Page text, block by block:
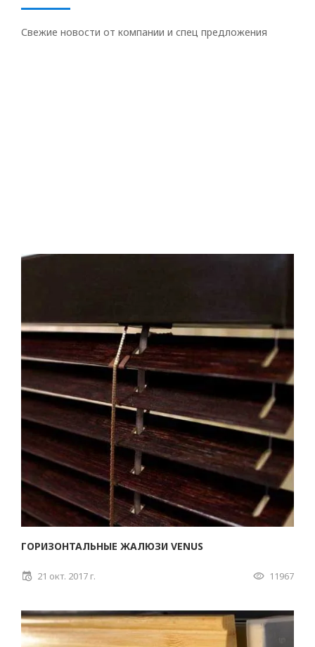
Свежие новости от компании и спец предложения
ГОРИЗОНТАЛЬНЫЕ ЖАЛЮЗИ VENUS
21 окт. 2017 г. 11967